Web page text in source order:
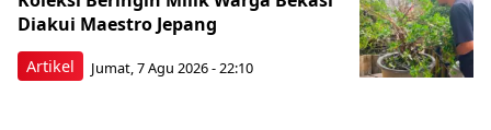
Artikel
Diakui Maestro Jepang
Jumat, 7 Agu 2026 - 22:10